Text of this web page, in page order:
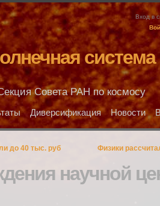
Вход в
система
Совета РАН по космосу
Диверсификация Новости
Физики
до 40 тыс. руб
научной